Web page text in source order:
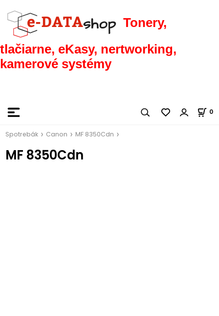
Tonery,
tlačiarne, eKasy, nertworking,
kamerové systémy
0
Spotrebák Canon MF 8350Cdn
MF 8350Cdn